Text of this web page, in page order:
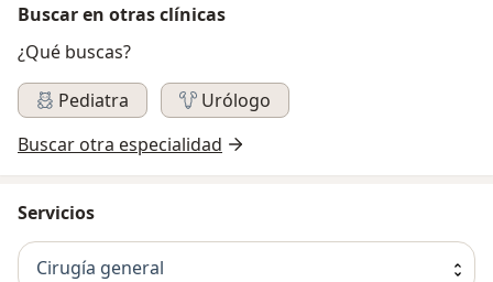
Buscar en otras clínicas
¿Qué buscas?
Pediatra
Urólogo
Buscar otra especialidad
Servicios
Cirugía general